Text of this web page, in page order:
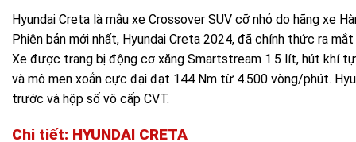
Hyundai Creta là mẫu xe Crossover SUV cỡ nhỏ do hãng xe
Phiên bản mới nhất, Hyundai Creta 2024, đã chính thức ra
Xe được trang bị động cơ xăng Smartstream 1.5 lít, hút khí
và mô men xoắn cực đại đạt 144 Nm từ 4.500 vòng/phút.
trước và hộp số vô cấp CVT.
Chi tiết: HYUNDAI CRETA